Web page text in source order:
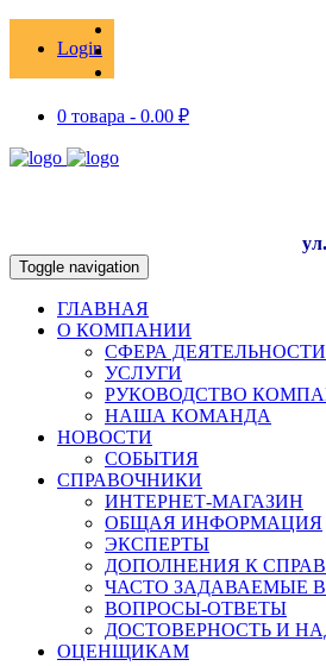
Login
0 товара - 0.00 ₽
Toggle navigation
ГЛАВНАЯ
О КОМПАНИИ
СФЕРА ДЕЯТЕЛЬНОСТИ
УСЛУГИ
РУКОВОДСТВО
НАША КОМАНДА
НОВОСТИ
СОБЫТИЯ
СПРАВОЧНИКИ
ИНТЕРНЕТ-МАГАЗИН
ОБЩАЯ ИНФОРМАЦИЯ
ЭКСПЕРТЫ
ДОПОЛНЕНИЯ К
ЧАСТО ЗАДАВАЕМЫЕ
ВОПРОСЫ-ОТВЕТЫ
ДОСТОВЕРНОСТЬ И
ОЦЕНЩИКАМ